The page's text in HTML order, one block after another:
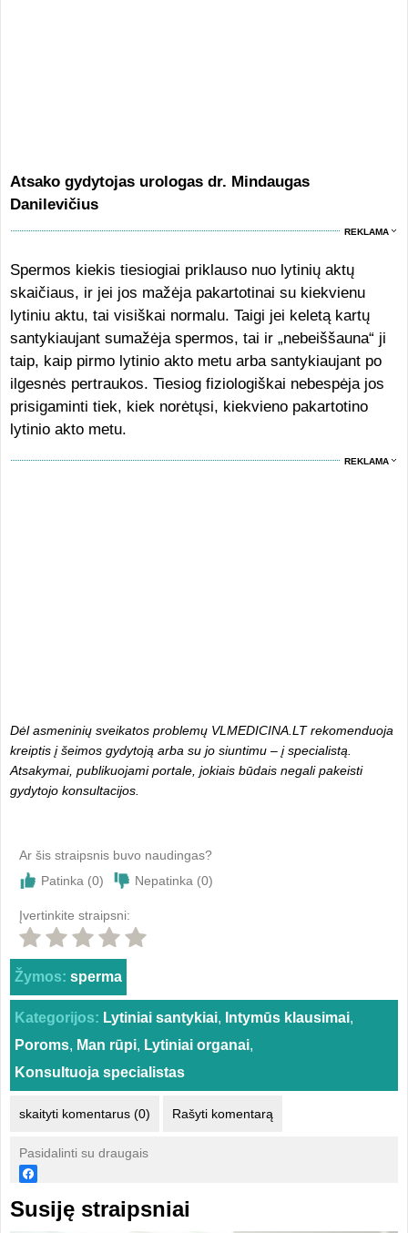
Atsako gydytojas urologas dr. Mindaugas
Danilevičius
REKLAMA
Spermos kiekis tiesiogiai priklauso nuo lytinių aktų
skaičiaus, ir jei jos mažėja pakartotinai su kiekvienu
lytiniu aktu, tai visiškai normalu. Taigi jei keletą kartų
santykiaujant sumažėja spermos, tai ir „nebeiššauna“ ji
taip, kaip pirmo lytinio akto metu arba santykiaujant po
ilgesnės pertraukos. Tiesiog fiziologiškai nebespėja jos
prisigaminti tiek, kiek norėtųsi, kiekvieno pakartotino
lytinio akto metu.
REKLAMA
Dėl asmeninių sveikatos problemų VLMEDICINA.LT rekomenduoja
kreiptis į šeimos gydytoją arba su jo siuntimu – į specialistą.
Atsakymai, publikuojami portale, jokiais būdais negali pakeisti
gydytojo konsultacijos.
Ar šis straipsnis buvo naudingas?
Patinka (0) Nepatinka (0)
Įvertinkite straipsni:
Žymos: sperma
Kategorijos: Lytiniai santykiai, Intymūs klausimai,
Poroms, Man rūpi, Lytiniai organai,
Konsultuoja specialistas
skaityti komentarus (0) Rašyti komentarą
Pasidalinti su draugais
Susiję straipsniai